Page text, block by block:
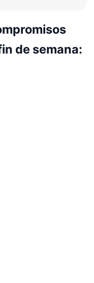
de semana: